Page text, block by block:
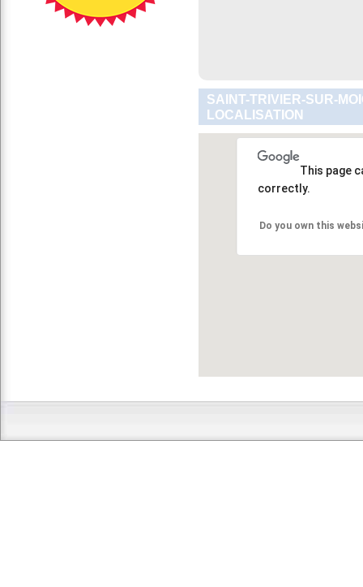
SAINT-TRIVIER-SUR-
LOCALISATION
This page
correctly.
Do you own this